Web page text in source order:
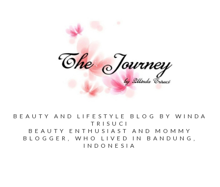
BEAUTY AND LIFESTYLE BLOG BY WINDA
TRISUCI
BEAUTY ENTHUSIAST AND MOMMY
BLOGGER, WHO LIVED IN BANDUNG,
INDONESIA